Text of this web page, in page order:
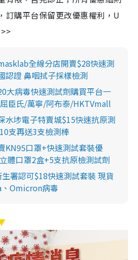
訂購平台保留更改優惠權利，U
全線分店開賣$28快速測
認證 鼻咽拭子採樣檢測
大病毒快速測試劑購買平台一
臣氏/萬寧/阿布泰/HKTVmall
水埗電子特賣城$15快速抗原測
支再送3支檢測棒
KN95口罩+快速測試套裝優
體口罩2盒+5支抗原檢測試劑
署認可$18快速測試套裝 現貨
Omicron病毒